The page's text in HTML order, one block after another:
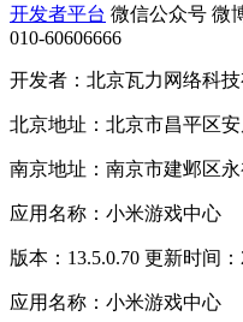
开发者平台 微信公众号 微
010-60606666
开发者：北京瓦力网络科技
北京地址：北京市昌平区
南京地址：南京市建邺区
应用名称：小米游戏中心
版本：13.5.0.70 更新时间：
应用名称：小米游戏中心